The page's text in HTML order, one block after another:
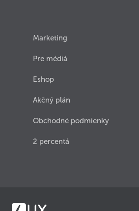
Marketing
Pre médiá
Eshop
Akčný plán
Obchodné podmienky
2 percentá